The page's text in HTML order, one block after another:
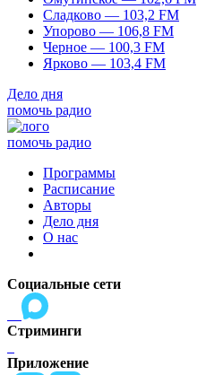
Сладково — 103,2 FM
Упорово — 106,8 FM
Черное — 100,3 FM
Ярково — 103,4 FM
Дело дня
помочь радио
помочь радио
Программы
Расписание
Авторы
Дело дня
О нас
Социальные сети
Стриминги
Приложение